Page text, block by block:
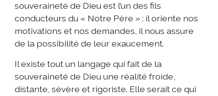
souveraineté de Dieu est l’un des fils
conducteurs du « Notre Père » : il oriente nos
motivations et nos demandes, il nous assure
de la possibilité de leur exaucement.
Il existe tout un langage qui fait de la
souveraineté de Dieu une réalité froide,
distante, sévère et rigoriste. Elle serait ce qui